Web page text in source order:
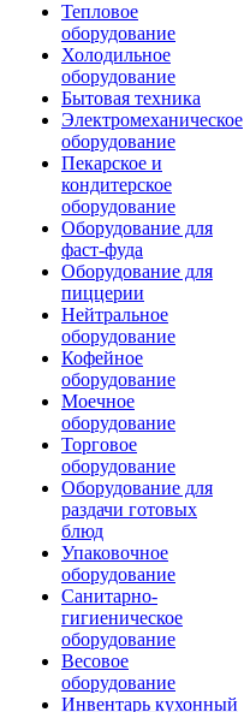
Тепловое
оборудование
Холодильное
оборудование
Бытовая техника
Электромеханическое
оборудование
Пекарское и
кондитерское
оборудование
Оборудование для
фаст-фуда
Оборудование для
пиццерии
Нейтральное
оборудование
Кофейное
оборудование
Моечное
оборудование
Торговое
оборудование
Оборудование для
раздачи готовых
блюд
Упаковочное
оборудование
Санитарно-
гигиеническое
оборудование
Весовое
оборудование
Инвентарь кухонный